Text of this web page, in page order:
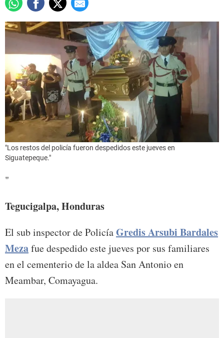
"Los restos del policía fueron despedidos este jueves en
Siguatepeque."
"
Tegucigalpa, Honduras
El sub inspector de PolicíaGredis Arsubi Bardales
Mezafue despedido este jueves por sus familiares
en el cementerio de la aldea San Antonio en
Meambar, Comayagua.